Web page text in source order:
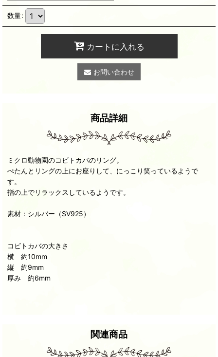
数量:
カートに入れる
お問い合わせ
商品詳細
ミクロ動物園のコビトカバのリング。
ぺたんとリングの上にお座りして、にっこり笑っているようで
す。
指の上でリラックスしているようです。
素材：シルバー（SV925）
コビトカバの大きさ
横 約10mm
縦 約9mm
厚み 約6mm
関連商品